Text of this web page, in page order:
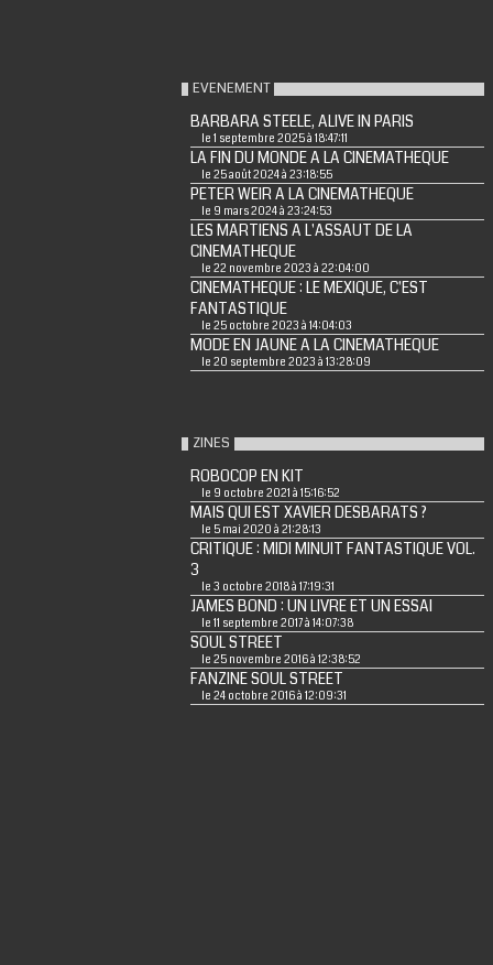
EVENEMENT
BARBARA STEELE, ALIVE IN PARIS
le 1 septembre 2025 à 18:47:11
LA FIN DU MONDE A LA CINEMATHEQUE
le 25 août 2024 à 23:18:55
PETER WEIR A LA CINEMATHEQUE
le 9 mars 2024 à 23:24:53
LES MARTIENS A L'ASSAUT DE LA
CINEMATHEQUE
le 22 novembre 2023 à 22:04:00
CINEMATHEQUE : LE MEXIQUE, C'EST
FANTASTIQUE
le 25 octobre 2023 à 14:04:03
MODE EN JAUNE A LA CINEMATHEQUE
le 20 septembre 2023 à 13:28:09
ZINES
ROBOCOP EN KIT
le 9 octobre 2021 à 15:16:52
MAIS QUI EST XAVIER DESBARATS ?
le 5 mai 2020 à 21:28:13
CRITIQUE : MIDI MINUIT FANTASTIQUE VOL.
3
le 3 octobre 2018 à 17:19:31
JAMES BOND : UN LIVRE ET UN ESSAI
le 11 septembre 2017 à 14:07:38
SOUL STREET
le 25 novembre 2016 à 12:38:52
FANZINE SOUL STREET
le 24 octobre 2016 à 12:09:31